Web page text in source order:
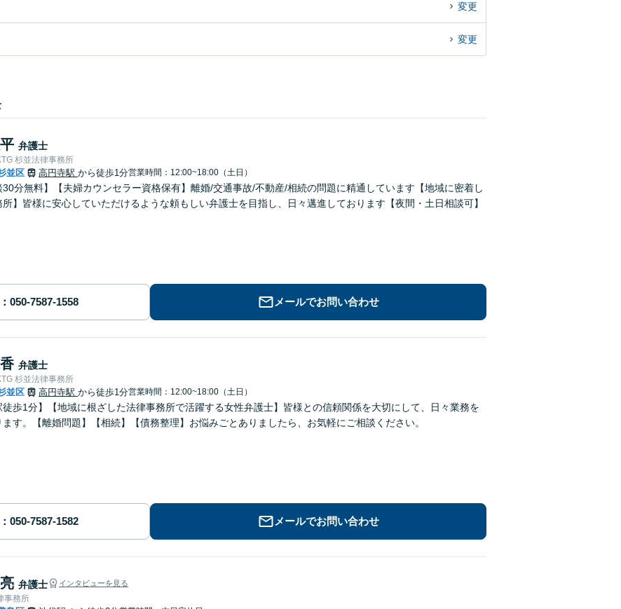
変更
変更
弁護士
杉並法律事務所
並区 高円寺駅 から徒歩1分営業時間：12:00~18:00（土日）
30分無料】【夫婦カウンセラー資格保有】離婚/交通事故/不動産/相続の問題に精通しています【地域に密着し
所】皆様に安心していただけるような頼もしい弁護士を目指し、日々邁進しております【夜間・土日相談可】
メールでお問い合わせ
弁護士
杉並法律事務所
並区 高円寺駅 から徒歩1分営業時間：12:00~18:00（土日）
徒歩1分】【地域に根ざした法律事務所で活躍する女性弁護士】皆様との信頼関係を大切にして、日々業務を
す。【離婚問題】【相続】【債務整理】お悩みごとありましたら、お気軽にご相談ください。
メールでお問い合わせ
弁護士 インタビューを見る
事務所